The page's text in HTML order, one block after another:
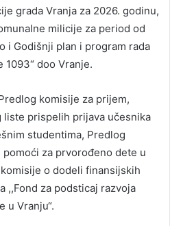
grada Vranja za 2026. godinu,
milicije za period od
i Godišnji plan i program rada
doo Vranje.
komisije za prijem,
liste prispelih prijava učesnika
studentima, Predlog
za prvorođeno dete u
o dodeli finansijskih
,,Fond za podsticaj razvoja
u Vranju“.